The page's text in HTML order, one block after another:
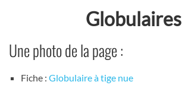
Globulaires
Une photo de la page :
Fiche : Globulaire à tige nue